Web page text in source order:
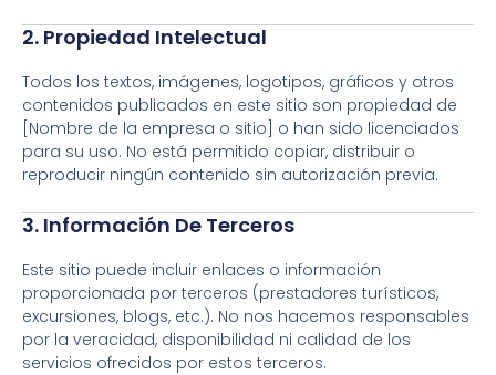
2. Propiedad Intelectual
Todos los textos, imágenes, logotipos, gráficos y otros
contenidos publicados en este sitio son propiedad de
[Nombre de la empresa o sitio] o han sido licenciados
para su uso. No está permitido copiar, distribuir o
reproducir ningún contenido sin autorización previa.
3. Información De Terceros
Este sitio puede incluir enlaces o información
proporcionada por terceros (prestadores turísticos,
excursiones, blogs, etc.). No nos hacemos responsables
por la veracidad, disponibilidad ni calidad de los
servicios ofrecidos por estos terceros.